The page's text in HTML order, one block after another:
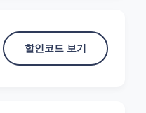
할인코드 보기